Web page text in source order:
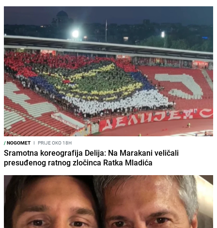
/NOGOMET I PRIJE OKO 18H
Sramotna koreografija Delija: Na Marakani veličali
presuđenog ratnog zločinca Ratka Mladića